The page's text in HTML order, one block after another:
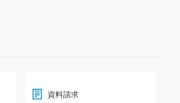
資料請求